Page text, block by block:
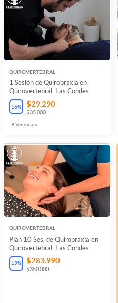
QUIROVERTEBRAL
1 Sesión de Quiropraxia en
Quirovertebral, Las Condes
16% $29.290
$35.000
9Vendidos
QUIROVERTEBRAL
Plan 10 Ses. de Quiropraxia en
Quirovertebral, Las Condes
19% $283.990
$350.000